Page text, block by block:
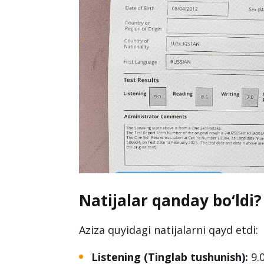
Natijalar qanday bo‘ldi?
Aziza quyidagi natijalarni qayd etdi:
Listening (Tinglab tushunish):